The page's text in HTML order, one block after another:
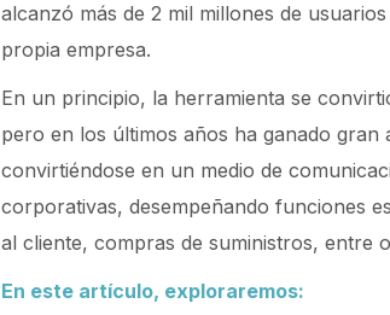
alcanzó más de 2 mil millones de
propia empresa.
En un principio, la herramienta se
pero en los últimos años ha ganado gran
convirtiéndose en un medio de
corporativas, desempeñando funciones
al cliente, compras de suministros, entre
En este artículo, exploraremos: